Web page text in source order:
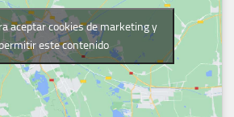
aceptar cookies de marketing y
este contenido